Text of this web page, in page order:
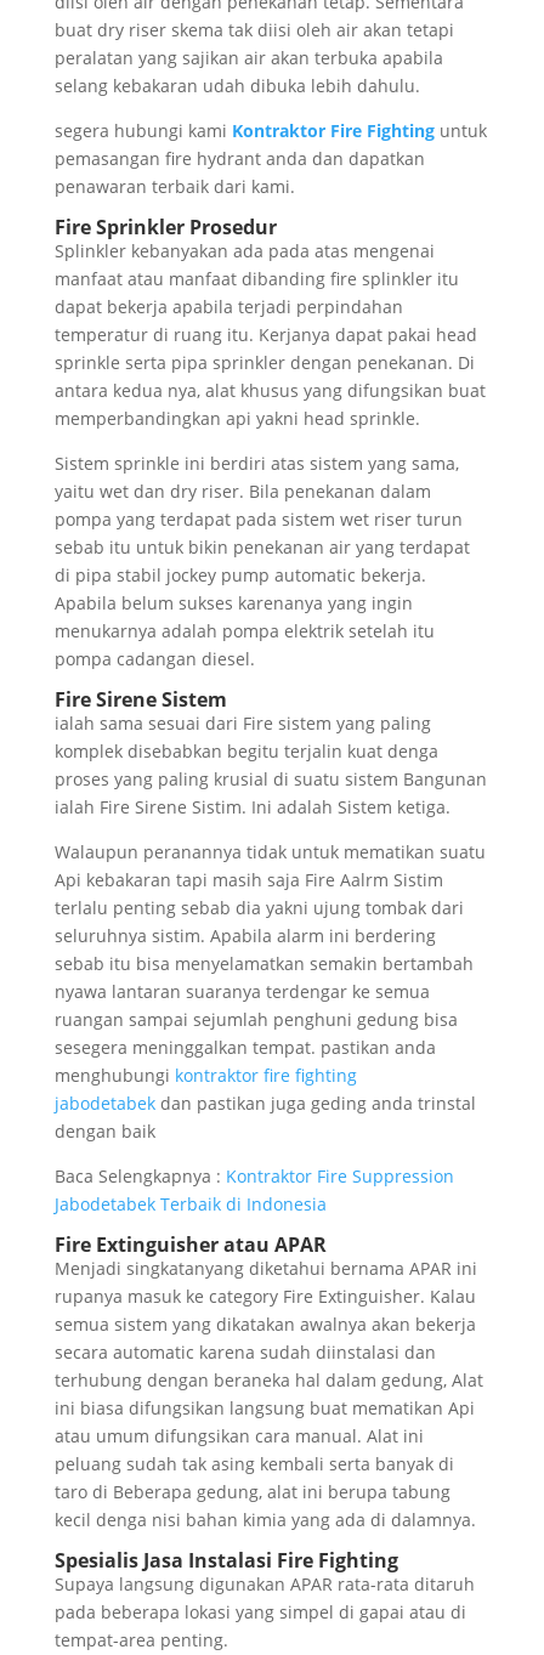
buat dry riser skema tak diisi oleh air akan tetapi
peralatan yang sajikan air akan terbuka apabila
selang kebakaran udah dibuka lebih dahulu.
segera hubungi kami Kontraktor Fire Fightinguntuk
pemasangan fire hydrant anda dan dapatkan
penawaran terbaik dari kami.
Fire Sprinkler Prosedur
Splinkler kebanyakan ada pada atas mengenai
manfaat atau manfaat dibanding fire splinkler itu
dapat bekerja apabila terjadi perpindahan
temperatur di ruang itu. Kerjanya dapat pakai head
sprinkle serta pipa sprinkler dengan penekanan. Di
antara kedua nya, alat khusus yang difungsikan buat
memperbandingkan api yakni head sprinkle.
Sistem sprinkle ini berdiri atas sistem yang sama,
yaitu wet dan dry riser. Bila penekanan dalam
pompa yang terdapat pada sistem wet riser turun
sebab itu untuk bikin penekanan air yang terdapat
di pipa stabil jockey pump automatic bekerja.
Apabila belum sukses karenanya yang ingin
menukarnya adalah pompa elektrik setelah itu
pompa cadangan diesel.
Fire Sirene Sistem
ialah sama sesuai dari Fire sistem yang paling
komplek disebabkan begitu terjalin kuat denga
proses yang paling krusial di suatu sistem Bangunan
ialah Fire Sirene Sistim. Ini adalah Sistem ketiga.
Walaupun peranannya tidak untuk mematikan suatu
Api kebakaran tapi masih saja Fire Aalrm Sistim
terlalu penting sebab dia yakni ujung tombak dari
seluruhnya sistim. Apabila alarm ini berdering
sebab itu bisa menyelamatkan semakin bertambah
nyawa lantaran suaranya terdengar ke semua
ruangan sampai sejumlah penghuni gedung bisa
sesegera meninggalkan tempat. pastikan anda
menghubungi kontraktor fire fighting
jabodetabekdan pastikan juga geding anda trinstal
dengan baik
Baca Selengkapnya : Kontraktor Fire Suppression
Jabodetabek Terbaik di Indonesia
Fire Extinguisher atau APAR
Menjadi singkatanyang diketahui bernama APAR ini
rupanya masuk ke category Fire Extinguisher. Kalau
semua sistem yang dikatakan awalnya akan bekerja
secara automatic karena sudah diinstalasi dan
terhubung dengan beraneka hal dalam gedung, Alat
ini biasa difungsikan langsung buat mematikan Api
atau umum difungsikan cara manual. Alat ini
peluang sudah tak asing kembali serta banyak di
taro di Beberapa gedung, alat ini berupa tabung
kecil denga nisi bahan kimia yang ada di dalamnya.
Spesialis Jasa Instalasi Fire Fighting
Supaya langsung digunakan APAR rata-rata ditaruh
pada beberapa lokasi yang simpel di gapai atau di
tempat-area penting.